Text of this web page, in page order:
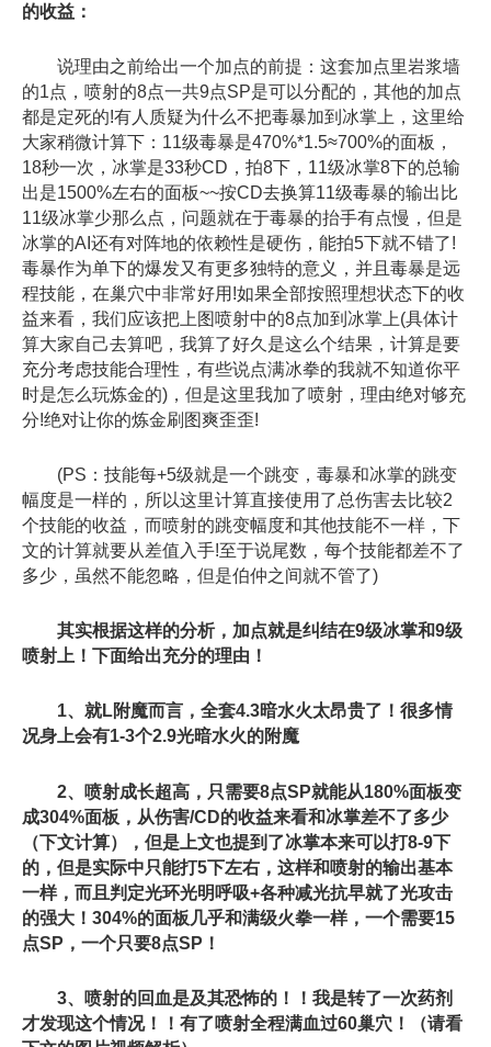
的收益：
说理由之前给出一个加点的前提：这套加点里岩浆墙
的1点，喷射的8点一共9点SP是可以分配的，其他的加点
都是定死的!有人质疑为什么不把毒暴加到冰掌上，这里给
大家稍微计算下：11级毒暴是470%*1.5≈700%的面板，
18秒一次，冰掌是33秒CD，拍8下，11级冰掌8下的总输
出是1500%左右的面板~~按CD去换算11级毒暴的输出比
11级冰掌少那么点，问题就在于毒暴的抬手有点慢，但是
冰掌的AI还有对阵地的依赖性是硬伤，能拍5下就不错了!
毒暴作为单下的爆发又有更多独特的意义，并且毒暴是远
程技能，在巢穴中非常好用!如果全部按照理想状态下的收
益来看，我们应该把上图喷射中的8点加到冰掌上(具体计
算大家自己去算吧，我算了好久是这么个结果，计算是要
充分考虑技能合理性，有些说点满冰拳的我就不知道你平
时是怎么玩炼金的)，但是这里我加了喷射，理由绝对够充
分!绝对让你的炼金刷图爽歪歪!
(PS：技能每+5级就是一个跳变，毒暴和冰掌的跳变
幅度是一样的，所以这里计算直接使用了总伤害去比较2
个技能的收益，而喷射的跳变幅度和其他技能不一样，下
文的计算就要从差值入手!至于说尾数，每个技能都差不了
多少，虽然不能忽略，但是伯仲之间就不管了)
其实根据这样的分析，加点就是纠结在9级冰掌和9级
喷射上！下面给出充分的理由！
1、就L附魔而言，全套4.3暗水火太昂贵了！很多情
况身上会有1-3个2.9光暗水火的附魔
2、喷射成长超高，只需要8点SP就能从180%面板变
成304%面板，从伤害/CD的收益来看和冰掌差不了多少
（下文计算），但是上文也提到了冰掌本来可以打8-9下
的，但是实际中只能打5下左右，这样和喷射的输出基本
一样，而且判定光环光明呼吸+各种减光抗早就了光攻击
的强大！304%的面板几乎和满级火拳一样，一个需要15
点SP，一个只要8点SP！
3、喷射的回血是及其恐怖的！！我是转了一次药剂
才发现这个情况！！有了喷射全程满血过60巢穴！（请看